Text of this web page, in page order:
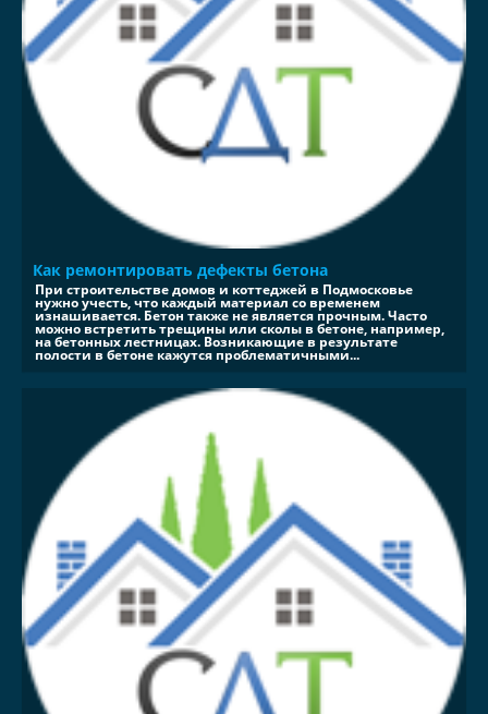
Как ремонтировать дефекты бетона
При строительстве домов и коттеджей в Подмосковье
нужно учесть, что каждый материал со временем
изнашивается. Бетон также не является прочным. Часто
можно встретить трещины или сколы в бетоне, например,
на бетонных лестницах. Возникающие в результате
полости в бетоне кажутся проблематичными...